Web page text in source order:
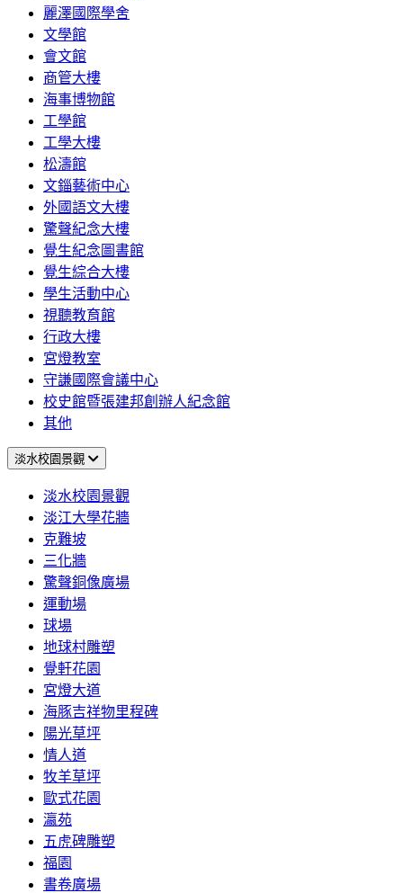
麗澤國際學舍
文學館
會文館
商管大樓
海事博物館
工學館
工學大樓
松濤館
文錙藝術中心
外國語文大樓
驚聲紀念大樓
覺生紀念圖書館
覺生綜合大樓
學生活動中心
視聽教育館
行政大樓
宮燈教室
守謙國際會議中心
校史館暨張建邦創辦人紀念館
其他
淡水校園景觀
淡水校園景觀
淡江大學花牆
克難坡
三化牆
驚聲銅像廣場
運動場
球場
地球村雕塑
覺軒花園
宮燈大道
海豚吉祥物里程碑
陽光草坪
情人道
牧羊草坪
歐式花園
瀛苑
五虎碑雕塑
福園
書卷廣場